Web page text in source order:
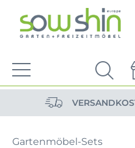
NACHHALTIG
Gartenmöbel-Sets